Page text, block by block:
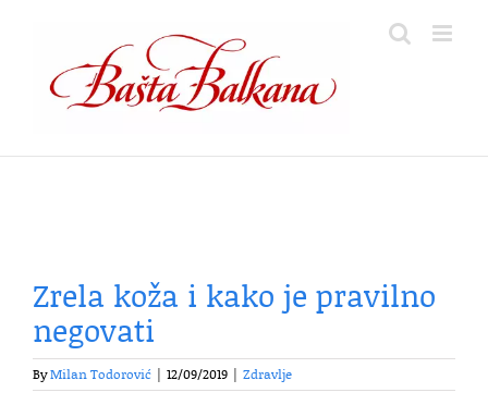
content
Zrela koža i kako je pravilno
negovati
ByMilan Todorović 12/09/2019 Zdravlje